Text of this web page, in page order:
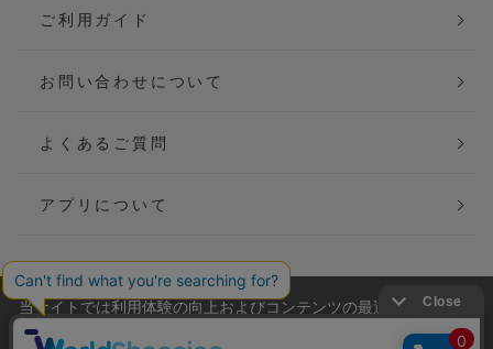
ご利用ガイド
お問い合わせについて
よくあるご質問
アプリについて
会社概要
当サイトでは利用体験の向上およびコンテンツの最適な提供、ト
ラフィックの分析を目的としてCookieを使用しています。